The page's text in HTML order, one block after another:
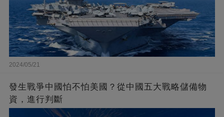
2024/05/21
發生戰爭中國怕不怕美國？從中國五大戰略儲備物
資，進行判斷